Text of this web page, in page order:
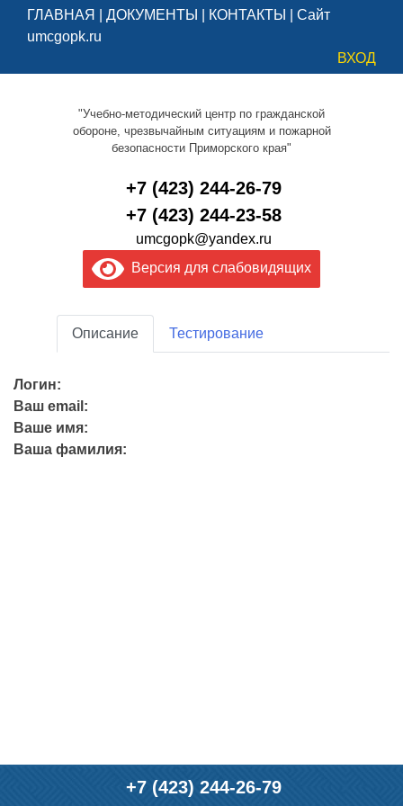
ГЛАВНАЯ ДОКУМЕНТЫ КОНТАКТЫ
Сайт
umcgopk.ru
ВХОД
"Учебно-методический центр по гражданской
обороне, чрезвычайным ситуациям и пожарной
безопасности Приморского края"
+7 (423) 244-26-79
+7 (423) 244-23-58
umcgopk@yandex.ru
Версия для слабовидящих
Описание Тестирование
Логин:
Ваш email:
Ваше имя:
Ваша фамилия:
+7 (423) 244-26-79